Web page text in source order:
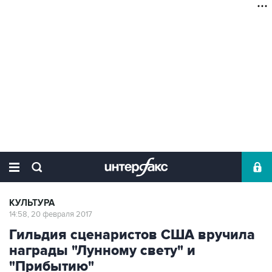
КУЛЬТУРА
14:58, 20 февраля 2017
Гильдия сценаристов США вручила
награды "Лунному свету" и
"Прибытию"